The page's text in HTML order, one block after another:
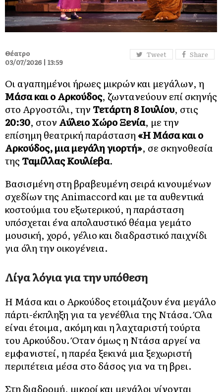
Tweet Share
Θέατρο
03/07/2026 | 13:59
Οι αγαπημένοι ήρωες μικρών και μεγάλων, η
Μάσα και ο Αρκούδος, ζωντανεύουν επί σκηνής
στο Αργοστόλι, την Τετάρτη 8 Ιουλίου, στις
20:30, στον Αύλειο Χώρο Ξενία, με την
επίσημη θεατρική παράσταση «Η Μάσα και ο
Αρκούδος, μια μεγάλη γιορτή», σε σκηνοθεσία
της Ταμίλλας Κουλίεβα.
Βασισμένη στη βραβευμένη σειρά κινουμένων
σχεδίων της Animaccord και με τα αυθεντικά
κοστούμια του εξωτερικού, η παράσταση
υπόσχεται ένα απολαυστικό θέαμα γεμάτο
μουσική, χορό, γέλιο και διαδραστικό παιχνίδι
για όλη την οικογένεια.
Λίγα λόγια για την υπόθεση
Η Μάσα και ο Αρκούδος ετοιμάζουν ένα μεγάλο
πάρτι-έκπληξη για τα γενέθλια της Ντάσα. Όλα
είναι έτοιμα, ακόμη και η λαχταριστή τούρτα
του Αρκούδου. Όταν όμως η Ντάσα αργεί να
εμφανιστεί, η παρέα ξεκινά μια ξεχωριστή
περιπέτεια μέσα στο δάσος για να τη βρει.
Στη διαδρομή, μικροί και μεγάλοι γίνονται